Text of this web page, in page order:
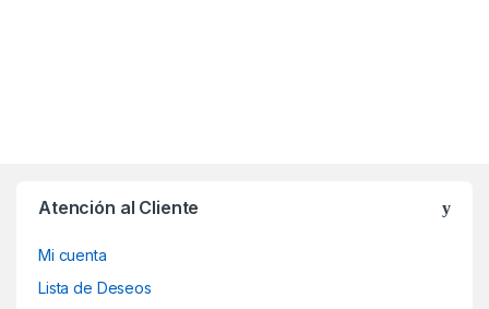
Atención al Cliente
Mi cuenta
Lista de Deseos